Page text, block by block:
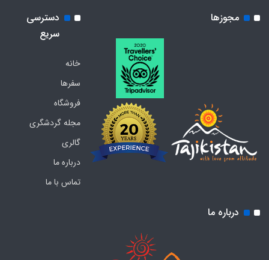
مجوزها
دسترسی
سریع
خانه
سفرها
فروشگاه
مجله گردشگری
گالری
درباره ما
تماس با ما
درباره ما